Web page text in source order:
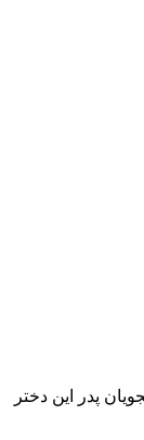
تجاوز جنسی و آزار جنسی دختر 6 ساله ایرانی در کمپ پناهجویان پدر این دختر